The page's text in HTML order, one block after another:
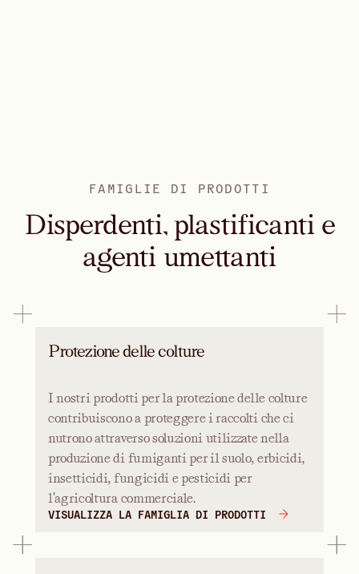
FAMIGLIE DI PRODOTTI
Disperdenti, plastificanti e
agenti umettanti
Protezione delle colture
I nostri prodotti per la protezione delle colture
contribuiscono a proteggere i raccolti che ci
nutrono attraverso soluzioni utilizzate nella
produzione di fumiganti per il suolo, erbicidi,
insetticidi, fungicidi e pesticidi per
l'agricoltura commerciale.
VISUALIZZA LA FAMIGLIA DI PRODOTTI